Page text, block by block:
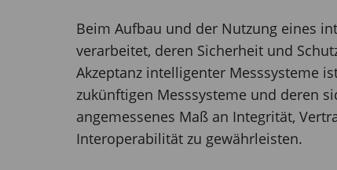
Beim Aufbau und der Nutzung eines
verarbeitet, deren Sicherheit und
Akzeptanz intelligenter Messsysteme
zukünftigen Messsysteme und deren
angemessenes Maß an Integrität,
Interoperabilität zu gewährleisten.